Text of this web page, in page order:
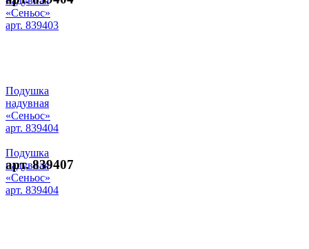
«Сеньос»
арт. 839403
Подушка
надувная
«Сеньос»
арт. 839404
Подушка
надувная
«Сеньос»
арт. 839404
арт. 839407